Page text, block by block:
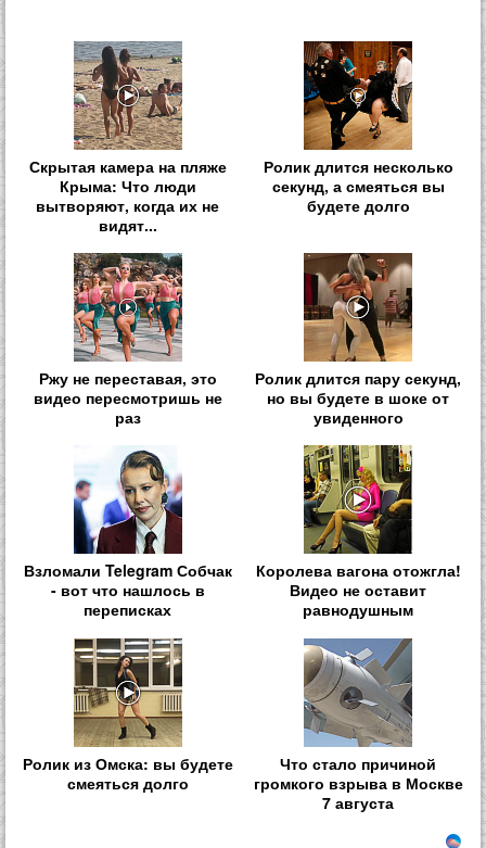
Скрытая камера на пляже
Крыма: Что люди
вытворяют, когда их не
видят...
Ролик длится несколько
секунд, а смеяться вы
будете долго
Ржу не переставая, это
видео пересмотришь не
раз
Ролик длится пару секунд,
но вы будете в шоке от
увиденного
Взломали Telegram Собчак
- вот что нашлось в
переписках
Королева вагона отожгла!
Видео не оставит
равнодушным
Ролик из Омска: вы будете
смеяться долго
Что стало причиной
громкого взрыва в Москве
7 августа